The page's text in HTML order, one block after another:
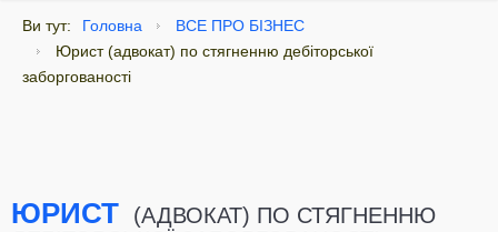
Ви тут: Головна
ВСЕ ПРО БІЗНЕС
Юрист (адвокат) по стягненню дебіторської
заборгованості
ЮРИСТ
(АДВОКАТ) ПО СТЯГНЕННЮ